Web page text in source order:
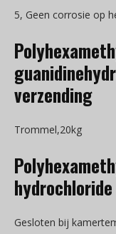
5, Geen corrosie op
verzending
Trommel,20kg
Gesloten bij